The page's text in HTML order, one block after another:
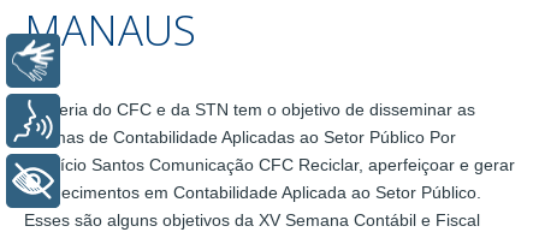
MANAUS
Parceria do CFC e da STN tem o objetivo de disseminar as
Normas de Contabilidade Aplicadas ao Setor Público Por
Fabrício Santos Comunicação CFC Reciclar, aperfeiçoar e gerar
conhecimentos em Contabilidade Aplicada ao Setor Público.
Esses são alguns objetivos da XV Semana Contábil e Fiscal
Voz